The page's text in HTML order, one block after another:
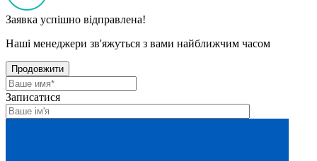
Заявка успішно відправлена!
Наші менеджери зв'яжуться з вами найближчим часом
Продовжити
Записатися